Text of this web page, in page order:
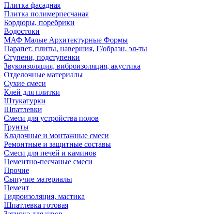
Плитка фасадная
Плитка полимерпесчаная
Бордюры, поребрики
Водостоки
МАФ Малые Архитектурные Формы
Парапет. плиты, навершия, Г/образн. эл-ты
Ступени, подступенки
Звукоизоляция, виброизоляция, акустика
Отделочные материалы
Сухие смеси
Клей для плитки
Штукатурки
Шпатлевки
Смеси для устройства полов
Грунты
Кладочные и монтажные смеси
Ремонтные и защитные составы
Смеси для печей и каминов
Цементно-песчаные смеси
Прочие
Сыпучие материалы
Цемент
Гидроизоляция, мастика
Шпатлевка готовая